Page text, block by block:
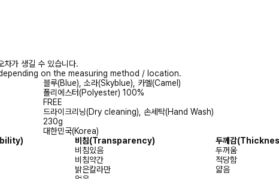
가 생길 수 있습니다.
on the measuring method / location.
블루(Blue), 소라(Skyblue), 카멜(Camel)
폴리에스터(Polyester) 100%
FREE
드라이크리닝(Dry cleaning), 손세탁(Hand Wash)
230g
대한민국(Korea)
비침(Transparency) 두께감
비침있음
두꺼움
비침약간
적당함
밝은칼라만
얇음